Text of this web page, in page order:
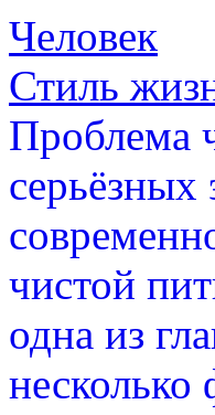
Человек
Стиль
Проблема
серьёзных
чистой
одна из
несколько